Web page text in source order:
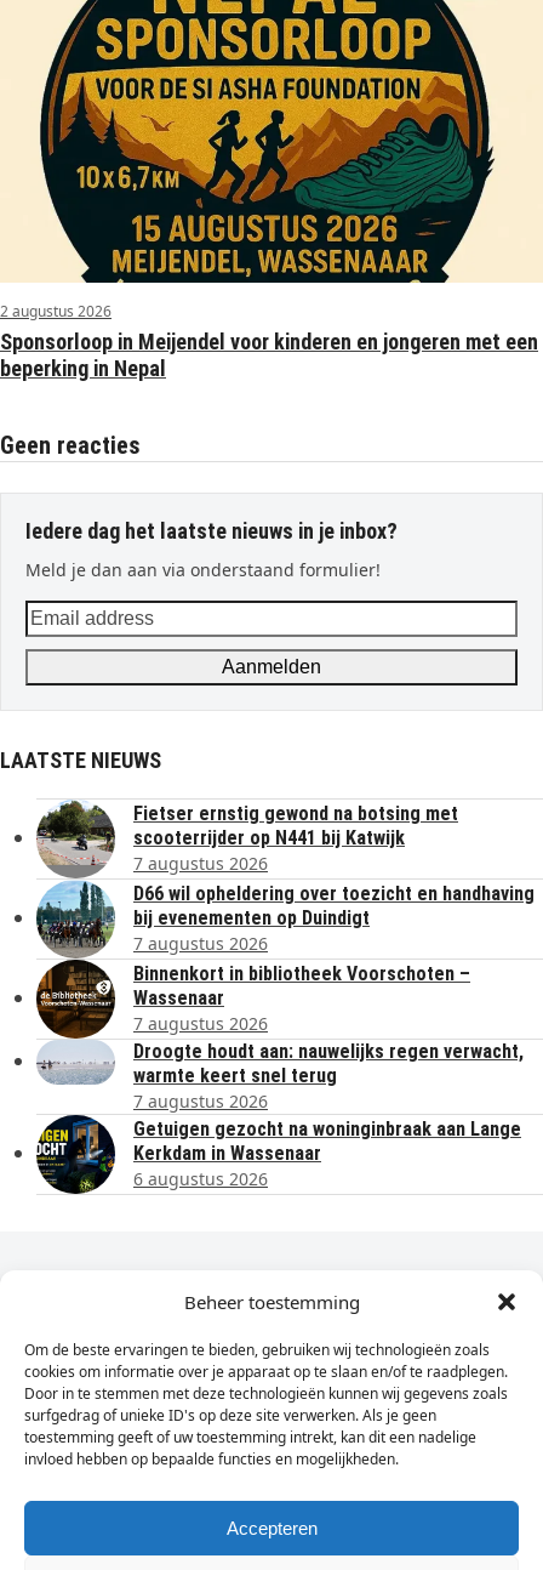
Beheer toestemming
Om de beste ervaringen te bieden, gebruiken wij technologieën zoals
cookies om informatie over je apparaat op te slaan en/of te raadplegen.
Door in te stemmen met deze technologieën kunnen wij gegevens zoals
surfgedrag of unieke ID's op deze site verwerken. Als je geen
toestemming geeft of uw toestemming intrekt, kan dit een nadelige
invloed hebben op bepaalde functies en mogelijkheden.
Accepteren
2 augustus 2026
Sponsorloop in Meijendel voor kinderen en jongeren met een
beperking in Nepal
Geen reacties
Iedere dag het laatste nieuws in je inbox?
Meld je dan aan via onderstaand formulier!
Email
address
Aanmelden
LAATSTE NIEUWS
Fietser ernstig gewond na botsing met
scooterrijder op N441 bij Katwijk
7 augustus 2026
D66 wil opheldering over toezicht en handhaving
bij evenementen op Duindigt
7 augustus 2026
Binnenkort in bibliotheek Voorschoten –
Wassenaar
7 augustus 2026
Droogte houdt aan: nauwelijks regen verwacht,
warmte keert snel terug
7 augustus 2026
Getuigen gezocht na woninginbraak aan Lange
Kerkdam in Wassenaar
6 augustus 2026
Dagelijks het laatste nieuws in je e-mail?
Vul
hier
je
e-
mailadres
in
Sign Up